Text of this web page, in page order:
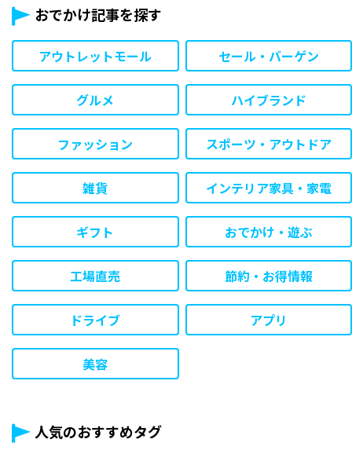
おでかけ記事を探す
アウトレットモール セール・バーゲン
グルメ ハイブランド
ファッション スポーツ・アウトドア
雑貨 インテリア家具・家電
ギフト おでかけ・遊ぶ
工場直売 節約・お得情報
ドライブ アプリ
美容
人気のおすすめタグ